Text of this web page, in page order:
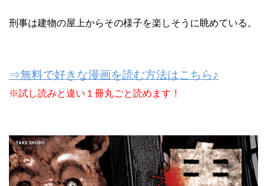
刑事は建物の屋上からその様子を楽しそうに眺めている。
⇒無料で好きな漫画を読む方法はこちら♪
※試し読みと違い１冊丸ごと読めます！